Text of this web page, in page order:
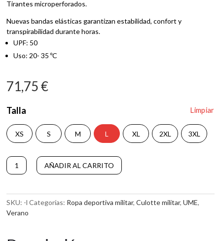
Tirantes microperforados.
Nuevas bandas elásticas garantizan estabilidad, confort y
transpirabilidad durante horas.
UPF: 50
Uso: 20- 35 ºC
71,75€
Talla
XS S M L XL 2XL 3XL
Limpiar
CULOTTE
CORTO
2.0
cantidad
AÑADIR AL CARRITO
A
t
e
r
a
SKU: -l Categorías: Ropa deportiva militar,Culotte militar,UME,
Verano